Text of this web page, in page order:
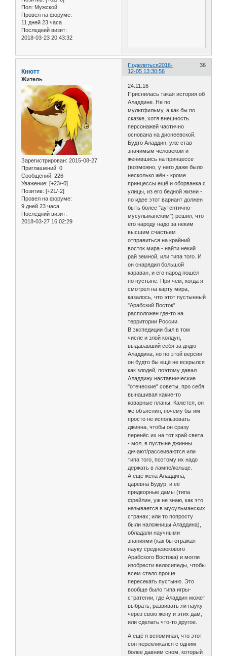
Пол: Мужской
Провел на форуме:
11 дней 23 часа
Последний визит:
2018-03-23 20:43:32
Поделиться 36
2016-
12-05 13:30:56
Кнютт
Житель
Зарегистрирован: 2015-08-27
Приглашений: 0
Сообщений: 226
Уважение: [+23/-0]
Позитив: [+21/-2]
Провел на форуме:
9 дней 23 часа
Последний визит:
2018-03-27 16:02:29
24.11.16
Приснилась такая история об
Аладдине. Не по
мультфильму, а как бы по
сказке, хотя внешность
персонажей частично
основана на диснеевской.
Будто Аладдин, уже став
значимым человеком и
женившись на принцессе
(возможно, у него даже было
несколько жён - кроме
принцессы ещё и оборванка с
улицы, из его бедной жизни -
по идее этот вариант должен
быть более "аутентично-
мусульманским") решил, что
его народу надо за неким
высшим счастьем
отправиться на крайний
восток мира - найти некий
рай земной, или типа того. И
он снарядил большой
караван, и его народ пошёл
по пустыне. При чём, когда я
смотрел на карту мира,
казалось, что этот пустынный
"Арабский Восток"
расположен где-то на
территории России.
В экспедиции был в том
числе и злой колдун,
выдававший себя за дядю
Аладдина, но по этой версии
он будто бы ещё не вскрылся
как злодей, поэтому давал
Аладдину наставнические
"отеческие" советы, про себя
вынашивая какие-то
коварные планы. Кажется, он
же объяснил, почему бы им
просто не использовать
джинна, чтобы он сразу
перенёс их на тот край света
- мол, в пустыне джинны
дичают/рассеиваются или
типа того, поэтому их надо
держать в лампе/кольце.
А ещё жена Аладдина,
царевна Будур, и её
придворные дамы (типа
фрейлин, уж не знаю, как это
называется в мусульманских
странах; или то попросту
были наложницы Аладдина),
обладали научными
знаниями (как бы отражая
науку средневекового
Арабского Востока) и могли
изобрести велосипеды, чтобы
всем стало проще
пересекать пустыню. Это
вообще было типа игры-
стратегии, где Аладдин может
выбрать, развивать ли науку
через свою жену и этих дам,
или сделать что-то другое.
А ещё я вспоминал, что этот
сон перекликался с одним
более давним сном, который